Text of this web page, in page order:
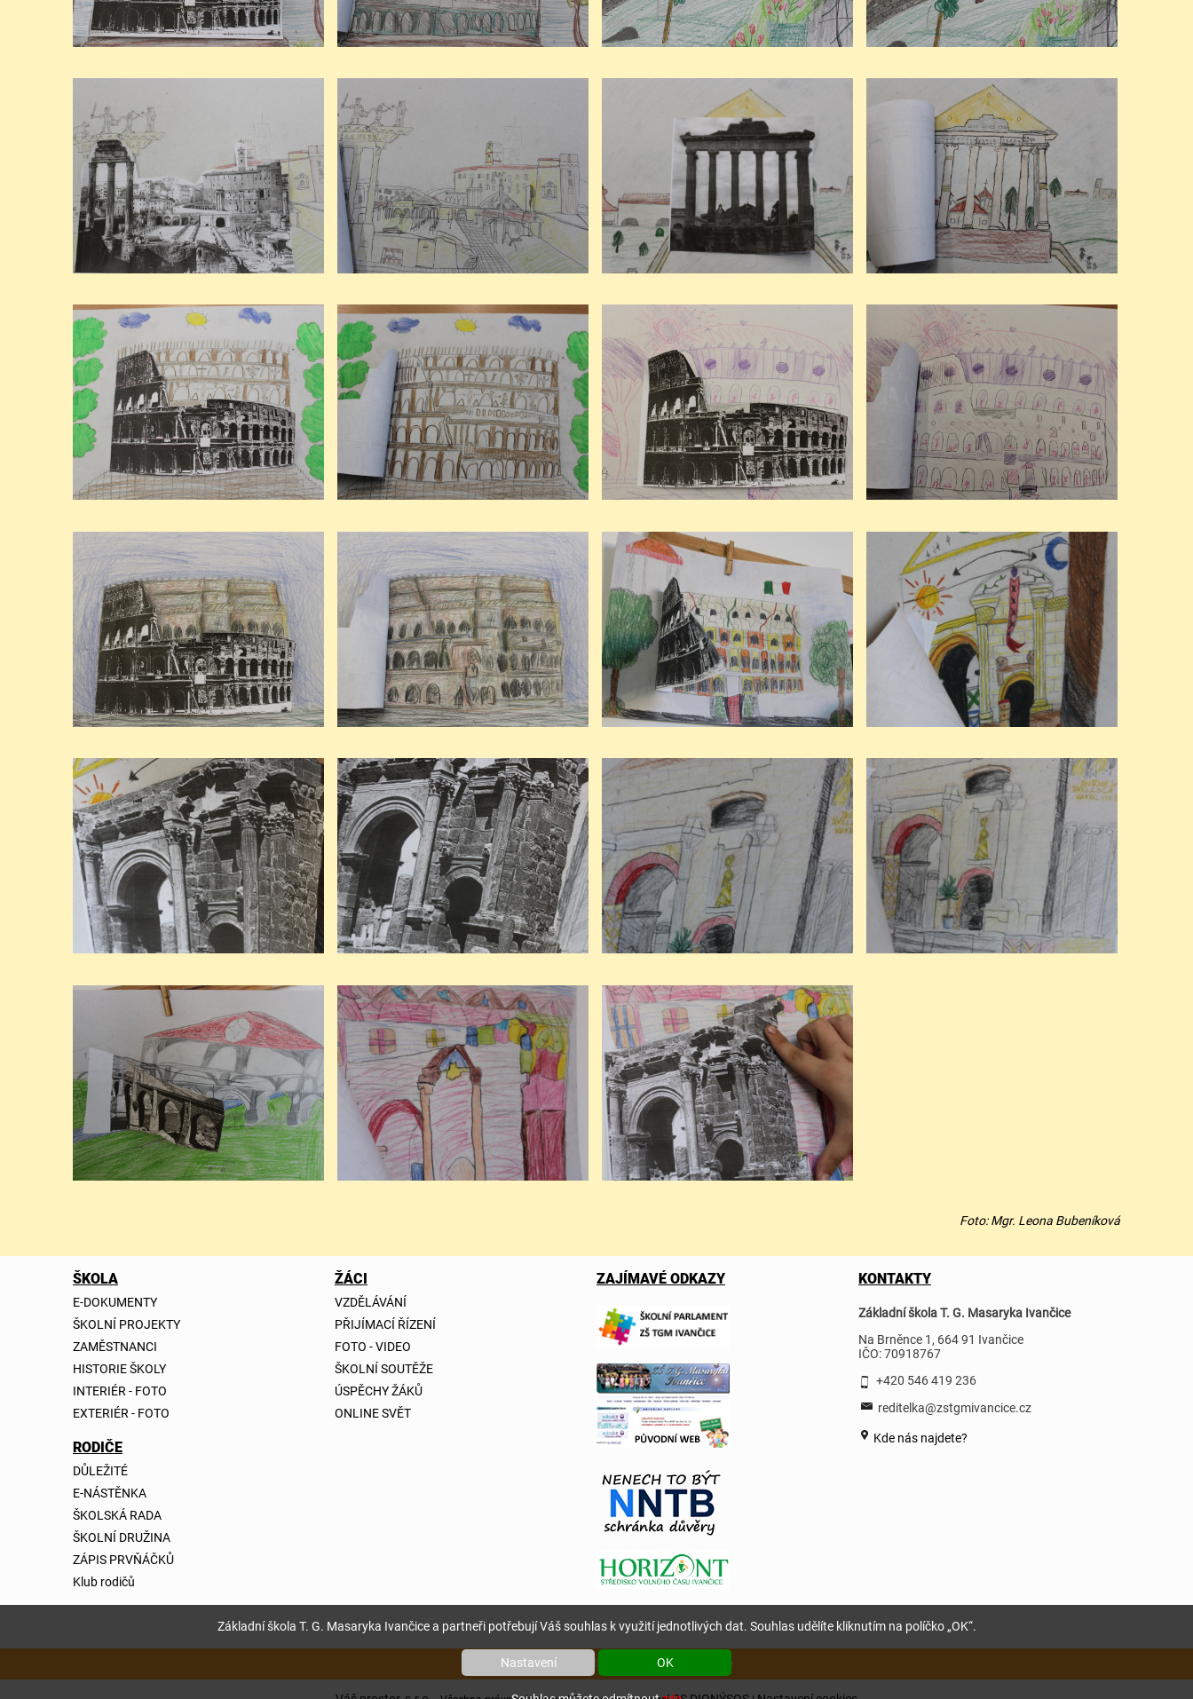
Základní škola T. G. Masaryka Ivančice a partneři potřebují Váš souhlas k využití jednotlivých dat. Souhlas udělíte kliknutím na políčko „OK“.
Nastavení OK
Foto: Mgr. Leona Bubeníková
ŠKOLA
E-DOKUMENTY
ŠKOLNÍ PROJEKTY
ZAMĚSTNANCI
HISTORIE ŠKOLY
INTERIÉR - FOTO
EXTERIÉR - FOTO
ŽÁCI
VZDĚLÁVÁNÍ
PŘIJÍMACÍ ŘÍZENÍ
FOTO - VIDEO
ŠKOLNÍ SOUTĚŽE
ÚSPĚCHY ŽÁKŮ
ONLINE SVĚT
RODIČE
DŮLEŽITÉ
E-NÁSTĚNKA
ŠKOLSKÁ RADA
ŠKOLNÍ DRUŽINA
ZÁPIS PRVŇÁČKŮ
Klub rodičů
ZAJÍMAVÉ ODKAZY KONTAKTY
Základní škola T. G. Masaryka Ivančice
Na Brněnce 1, 664 91 Ivančice
IČO: 70918767
+420 546 419 236
reditelka@zstgmivancice.cz
Kde nás najdete?
Copyright © 2026 Základní škola T. G. Masaryka Ivančice